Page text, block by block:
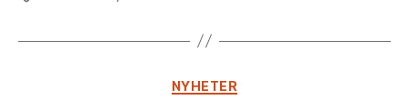
Kategorier
NYHETER